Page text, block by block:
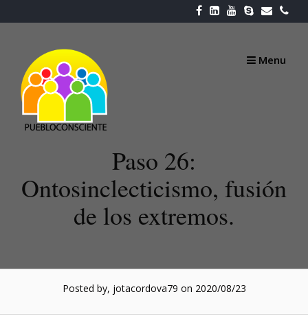
to
Menu
Paso 26:
Ontosinclecticismo, fusión
de los extremos.
Posted by, jotacordova79 on 2020/08/23